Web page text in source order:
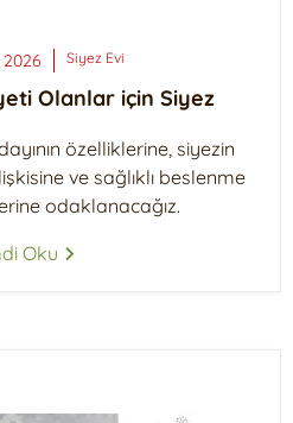
2026 Siyez Evi
Olanlar için Siyez
özelliklerine, siyezin
ve sağlıklı beslenme
odaklanacağız.
Oku